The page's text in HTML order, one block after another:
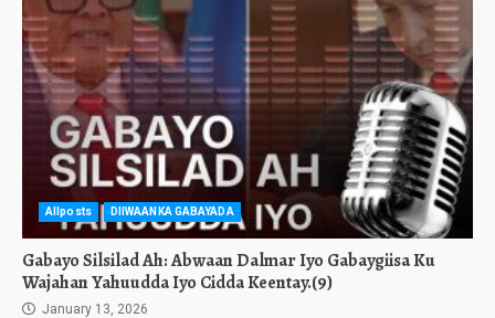
Allposts DIIWAANKA GABAYADA
Gabayo Silsilad Ah: Abwaan Dalmar Iyo Gabaygiisa Ku
Wajahan Yahuudda Iyo Cidda Keentay.(9)
January 13, 2026